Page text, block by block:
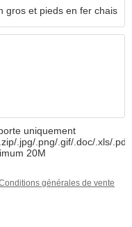
uniquement
.jpg/.png/.gif/.doc/.xls/.pdf,
20M
générales de vente